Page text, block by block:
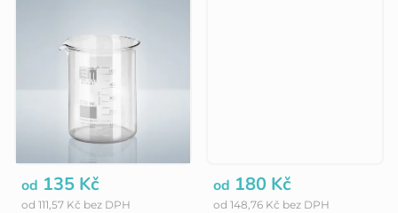
od 111,57 Kč bez DPH
od 135 Kč
od 148,76 Kč bez DPH
od 180 Kč